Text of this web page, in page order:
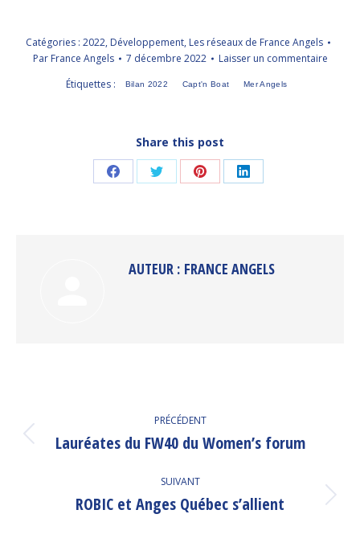
Catégories : 2022, Développement, Les réseaux de France Angels
Par France Angels 7 décembre 2022
Laisser un commentaire
Étiquettes :
Bilan 2022 Capt'n Boat Mer Angels
Share this post
PartagerPartagerPartagerPartager
AUTEUR : FRANCE ANGELS
ARTICLE
PRÉCÉDENT
Article
:
Lauréates du FW40 du Women’s forum
SUIVANT
Article
ROBIC et Anges Québec s’allient